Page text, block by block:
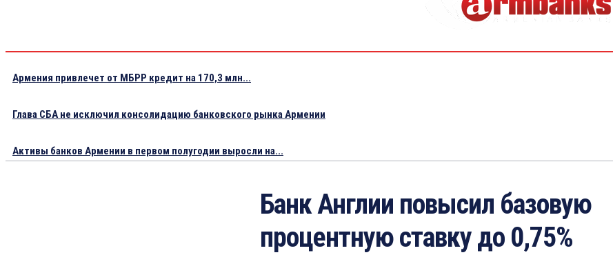
Армения привлечет от МБРР кредит на 170,3 млн...
Глава СБА не исключил консолидацию банковского рынка Армении
Активы банков Армении в первом полугодии выросли на...
Банк Англии повысил базовую
процентную ставку до 0,75%